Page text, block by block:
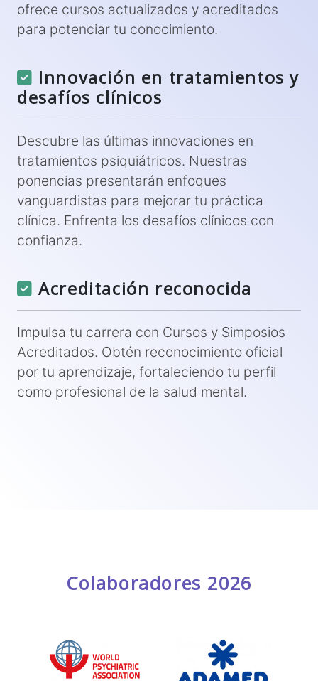
ofrece cursos actualizados y acreditados
para potenciar tu conocimiento.
Innovación en tratamientos y
desafíos clínicos
Descubre las últimas innovaciones en
tratamientos psiquiátricos. Nuestras
ponencias presentarán enfoques
vanguardistas para mejorar tu práctica
clínica. Enfrenta los desafíos clínicos con
confianza.
Acreditación reconocida
Impulsa tu carrera con Cursos y Simposios
Acreditados. Obtén reconocimiento oficial
por tu aprendizaje, fortaleciendo tu perfil
como profesional de la salud mental.
Colaboradores 2026